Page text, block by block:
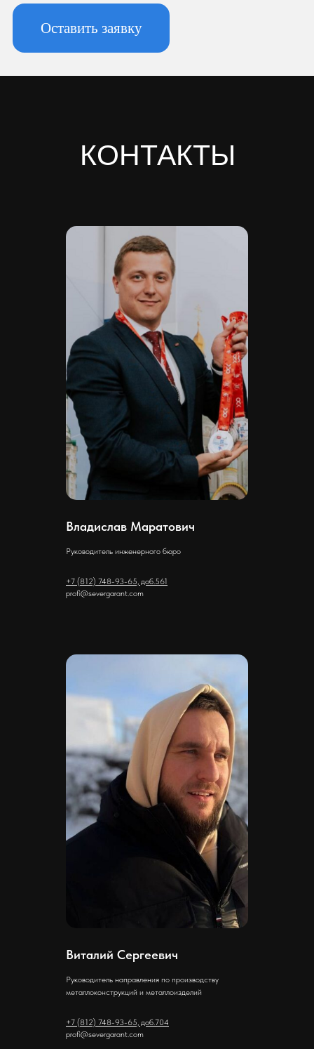
Владислав Маратович
Руководитель инженерного бюро
+7 (812) 748-93-65, доб.561
profi@severgarant.com
Виталий Сергеевич
Руководитель направления по производству
металлоконструкций и металлоизделий
+7 (812) 748-93-65, доб.704
profi@severgarant.com
муниципальный округ
Новоизмайловское, пл. Конституции, д.
3, к. 2, литера А, помещ. 135-Н офис А-1,
комната 2
Реквизиты:
Кор/счет 30101810745374525104
БИК 044525104
Банк ООО "Банк Точка"